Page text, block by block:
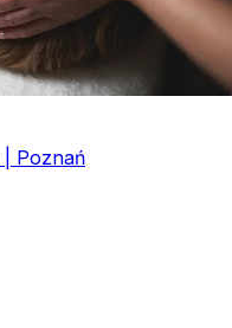
Poznań